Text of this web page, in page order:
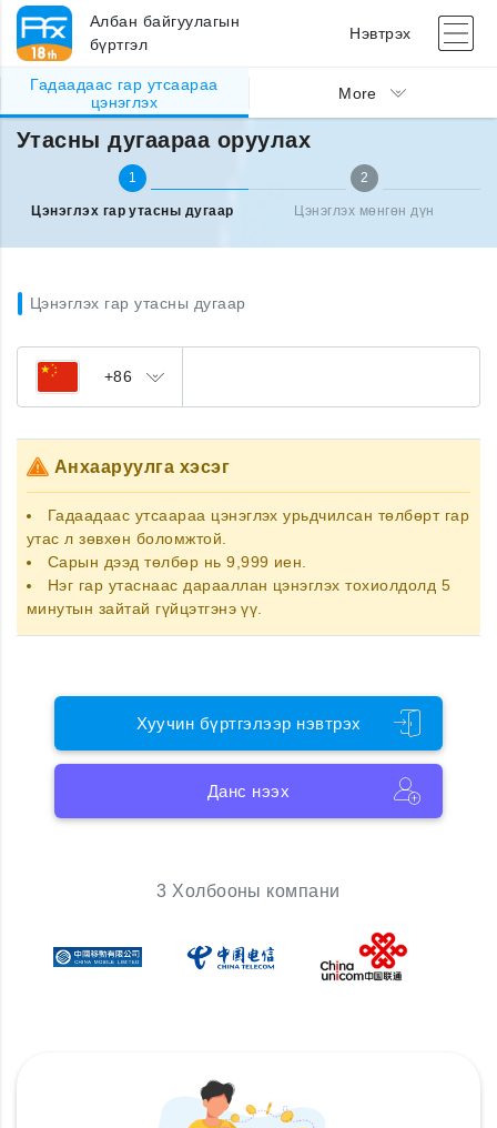
Албан байгуулагын
бүртгэл
Нэвтрэх
Гадаадаас гар утсаараа
цэнэглэх
More
Гадаад улсаас утсаа цэнэглэх Утасны дугаараа оруулах
Утасны дугаараа оруулах
1
Цэнэглэх гар утасны дугаар
2
Цэнэглэх мөнгөн дүн
Цэнэглэх гар утасны дугаар
+86
Анхааруулга хэсэг
Гадаадаас утсаараа цэнэглэхурьдчилсан төлбөрт гар
утас л зөвхөн боломжтой.
Сарын дээд төлбөр нь 9,999 иен.
Нэг гар утаснаас дарааллан цэнэглэх тохиолдолд 5
минутын зайтай гүйцэтгэнэ үү.
Хуучин бүртгэлээр нэвтрэх
Данс нээх
3 Холбооны компани